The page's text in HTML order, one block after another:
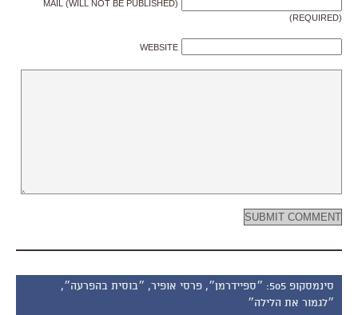
MAIL (WILL NOT BE PUBLISHED)
(REQUIRED)
WEBSITE
סינמסקופ 505: ״ספיידרמן״, פרסי אופיר, ״בוסית בהפרעה״,
״לגמור את הלילה״